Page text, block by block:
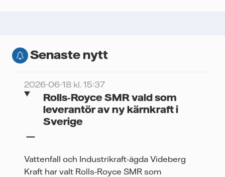
Senaste nytt
2026-06-18 kl. 15:37
Rolls‑Royce SMR vald som
leverantör av ny kärnkraft i
Sverige
Vattenfall och Industrikraft-ägda Videberg
Kraft har valt Rolls‑Royce SMR som